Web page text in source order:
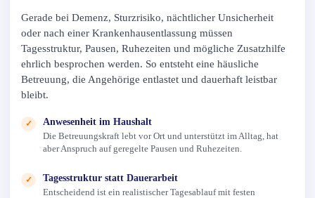
Gerade bei Demenz, Sturzrisiko, nächtlicher Unsicherheit
oder nach einer Krankenhausentlassung müssen
Tagesstruktur, Pausen, Ruhezeiten und mögliche Zusatzhilfe
ehrlich besprochen werden. So entsteht eine häusliche
Betreuung, die Angehörige entlastet und dauerhaft leistbar
bleibt.
✓
Anwesenheit im Haushalt
Die Betreuungskraft lebt vor Ort und unterstützt im Alltag, hat
aber Anspruch auf geregelte Pausen und Ruhezeiten.
✓
Tagesstruktur statt Dauerarbeit
Entscheidend ist ein realistischer Tagesablauf mit festen